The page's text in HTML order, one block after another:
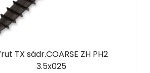
TX sádr.COARSE ZH PH2
3.5x025